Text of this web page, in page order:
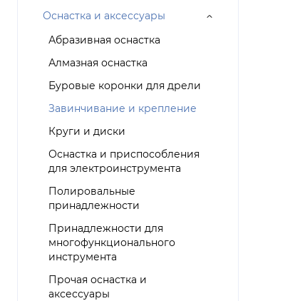
Оснастка и аксессуары
Абразивная оснастка
Алмазная оснастка
Буровые коронки для дрели
Завинчивание и крепление
Круги и диски
Оснастка и приспособления
для электроинструмента
Полировальные
принадлежности
Принадлежности для
многофункционального
инструмента
Прочая оснастка и
аксессуары